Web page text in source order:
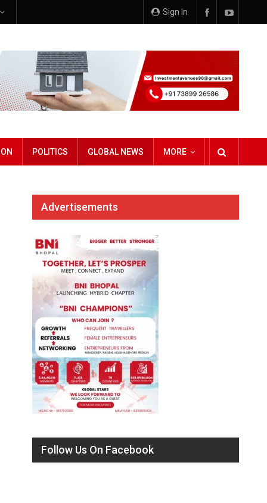
Sign In
POLITICS GLOBAL NEWS MORE
Advertisements
Follow Us On Facebook